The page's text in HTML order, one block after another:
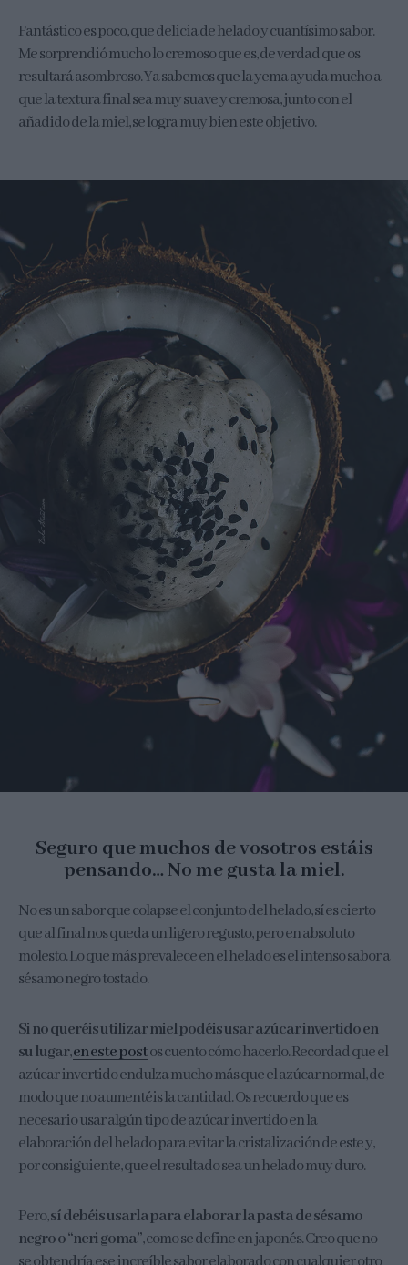
Fantástico es poco, que delicia de helado y cuantísimo sabor.
Me sorprendió mucho lo cremoso que es, de verdad que os
resultará asombroso. Ya sabemos que la yema ayuda mucho a
que la textura final sea muy suave y cremosa, junto con el
añadido de la miel, se logra muy bien este objetivo.
Seguro que muchos de vosotros estáis
pensando… No me gusta la miel.
No es un sabor que colapse el conjunto del helado, sí es cierto
que al final nos queda un ligero regusto, pero en absoluto
molesto. Lo que más prevalece en el helado es el intenso sabor a
sésamo negro tostado.
Si no queréis utilizar miel podéis usar azúcar invertido en
su lugar,en este postos cuento cómo hacerlo. Recordad que el
azúcar invertido endulza mucho más que el azúcar normal, de
modo que no aumentéis la cantidad. Os recuerdo que es
necesario usar algún tipo de azúcar invertido en la
elaboración del helado para evitar la cristalización de este y,
por consiguiente, que el resultado sea un helado muy duro.
Pero,sí debéis usarla para elaborar la pasta de sésamo
negro o “neri goma”, como se define en japonés. Creo que no